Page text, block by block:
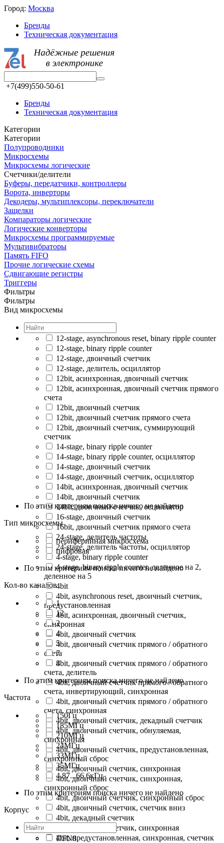
Город: Москва
Бренды
Техническая документация
+7(499)550-50-61
Бренды
Техническая документация
Категории
Категории
Полупроводники
Микросхемы
Микросхемы логические
Счетчики/делители
Буферы, передатчики, контроллеры
Ворота, инверторы
Декодеры, мультиплексоры, переключатели
Защелки
Компараторы логические
Логические конверторы
Микросхемы программируемые
Мультивибраторы
Память FIFO
Прочие логические схемы
Сдвигающие регистры
Триггеры
Фильтры
Фильтры
Вид микросхемы
12-stage, asynchronous reset, binary ripple counter
12-stage, binary ripple counter
12-stage, двоичный счетчик
12-stage, делитель, осциллятор
12bit, асинхронная, двоичный счетчик
12bit, асинхронная, двоичный счетчик прямого
счета
12bit, двоичный счетчик
12bit, двоичный счетчик прямого счета
12bit, двоичный счетчик, суммирующий
счетчик
14-stage, binary ripple counter
14-stage, binary ripple counter, осциллятор
14-stage, двоичный счетчик
14-stage, двоичный счетчик, осциллятор
14bit, асинхронная, двоичный счетчик
14bit, двоичный счетчик
14bit, двоичный счетчик, осциллятор
16-stage, двоичный счетчик
16bit, двоичный счетчик прямого счета
24-stage, делитель частоты
24-stage, делитель частоты, осциллятор
4-stage, binary ripple counter
4-stage, binary ripple counter, деленное на 2,
деленное на 5
4bit
4bit, asynchronous reset, двоичный счетчик,
предустановленная
4bit, асинхронная, двоичный счетчик,
синхронная
4bit, двоичный счетчик
4bit, двоичный счетчик прямого / обратного
счета
4bit, двоичный счетчик прямого / обратного
счета, делитель
4bit, двоичный счетчик прямого / обратного
счета, инвертирующий, синхронная
4bit, двоичный счетчик прямого / обратного
счета, синхронная
4bit, двоичный счетчик, декадный счетчик
4bit, двоичный счетчик, обнуляемая,
синхронная
4bit, двоичный счетчик, предустановленная,
синхронный сброс
4bit, двоичный счетчик, синхронная
4bit, двоичный счетчик, синхронная,
синхронный сброс
4bit, двоичный счетчик, синхронный сброс
4bit, двоичный счетчик, счетчик вниз
4bit, декадный счетчик
4bit, декадный счетчик, синхронная
4bit, предустановленная, синхронная, счетчик
По этим критериям поиска ничего не найдено
Тип микросхемы
периферийная микросхема
цифровая
По этим критериям поиска ничего не найдено
Кол-во каналов
1
12
2
4
5
7
8
По этим критериям поиска ничего не найдено
Частота
150Гц
185МГц
210МГц
24МГц
33МГц
35МГц
4,87...66,6кГц
По этим критериям поиска ничего не найдено
Корпус
DFN8